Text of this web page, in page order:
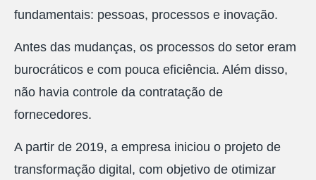
fundamentais: pessoas, processos e inovação.
Antes das mudanças, os processos do setor eram
burocráticos e com pouca eficiência. Além disso,
não havia controle da contratação de
fornecedores.
A partir de 2019, a empresa iniciou o projeto de
transformação digital, com objetivo de otimizar